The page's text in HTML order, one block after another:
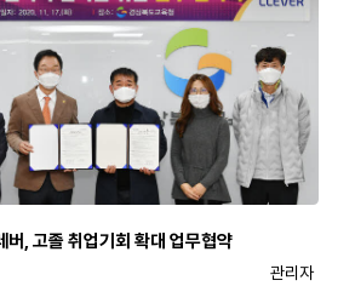
, 고졸 취업기회 확대 업무협약
등록자
관리자